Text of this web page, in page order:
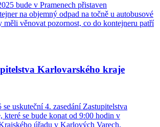
bude v Pramenech přistaven
na objemný odpad na točně u autobusové
měli věnovat pozornost, co do kontejneru patří
Karlovarského kraje
uskuteční 4. zasedání Zastupitelstva
které se bude konat od 9:00 hodin v
úřadu v Karlových Varech.